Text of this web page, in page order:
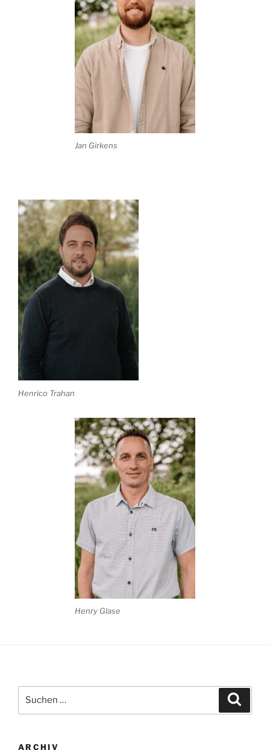
Jan Girkens
Henrico Trahan
Henry Glase
nach:
ARCHIV